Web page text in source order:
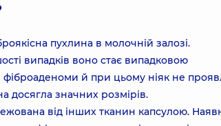
пухлина в молочній залозі.
випадків воно стає випадковою
й при цьому ніяк не
досягла значних розмірів.
від інших тканин капсулою.